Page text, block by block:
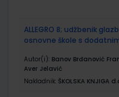
ALLEGRO 8; udžbenik
osnovne škole s
Autor(i): Banov Brđanović
Aver Jelavić
Nakladnik: ŠKOLSKA KNJIGA